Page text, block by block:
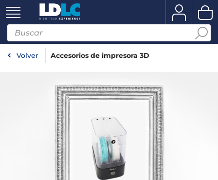
Volver Accesorios de impresora 3D